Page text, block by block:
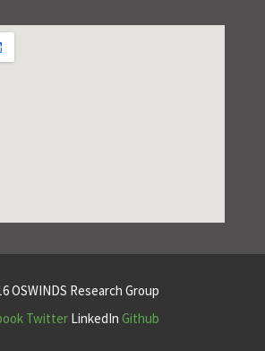
OSWINDS Research Group
Twitter LinkedIn Github